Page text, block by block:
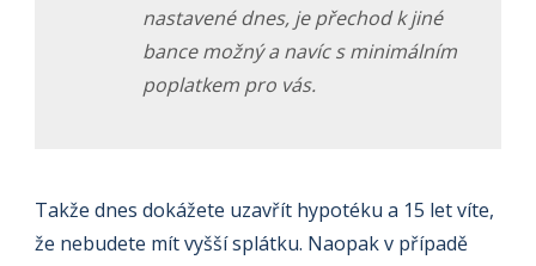
nastavené dnes, je přechod k jiné
bance možný a navíc s minimálním
poplatkem pro vás.
Takže dnes dokážete uzavřít hypotéku a 15 let víte,
že nebudete mít vyšší splátku. Naopak v případě